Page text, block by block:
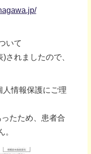
いて
されましたので、
情報保護にご理
たため、患者合